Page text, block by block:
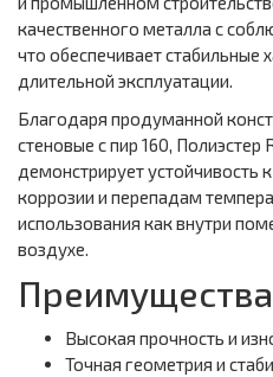
качественного металла с
что обеспечивает стабильные
длительной эксплуатации.
Благодаря продуманной
стеновые с пир 160,
демонстрирует устойчивость
коррозии и перепадам
использования как внутри
воздухе.
Преимущества
Высокая прочность и
Точная геометрия и